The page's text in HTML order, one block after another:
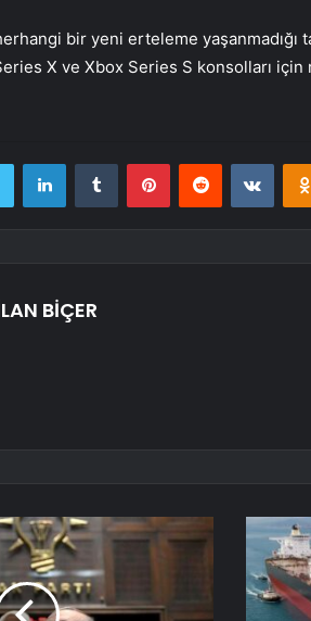
bir yeni erteleme yaşanmadığı
X ve Xbox Series S konsolları
Twitter LinkedInTumblr PinterestReddit
BİÇER